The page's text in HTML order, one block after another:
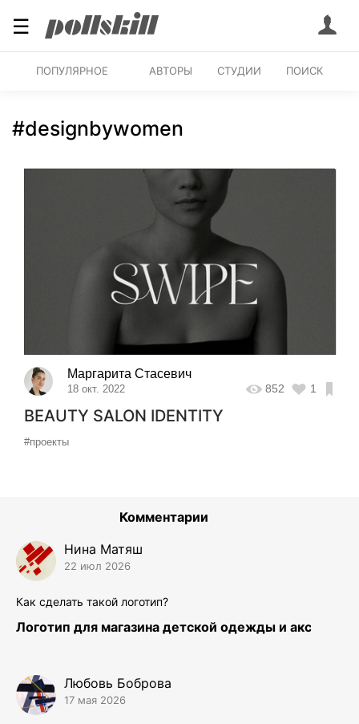
☰
ПОПУЛЯРНОЕ АВТОРЫ СТУДИИ ПОИСК
#designbywomen
Маргарита Стасевич
18 окт. 2022 852 1
BEAUTY SALON IDENTITY
#проекты
Комментарии
Нина Матяш
22 июл 2026
Как сделать такой логотип?
Логотип для магазина детской одежды и
Любовь Боброва
17 мая 2026